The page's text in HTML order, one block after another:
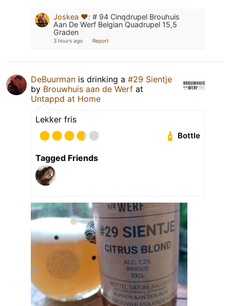
Joskea ❤️: # 94 Cinqdrupel Brouhuis
Aan De Werf Belgian Quadrupel 15,5
Graden
3 hours ago Report
DeBuurman is drinking a #29 Sientje
by Brouwhuis aan de Werf at
Untappd at Home
Lekker fris
Bottle
Tagged Friends